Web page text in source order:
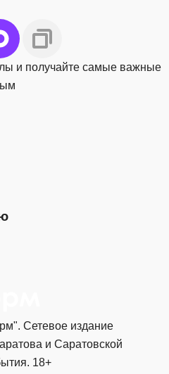
и получайте самые важные
Сетевое издание
и Саратовской
18+